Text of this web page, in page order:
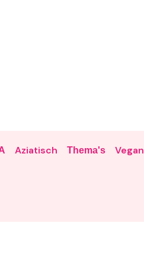
Aziatisch Thema's Vegan